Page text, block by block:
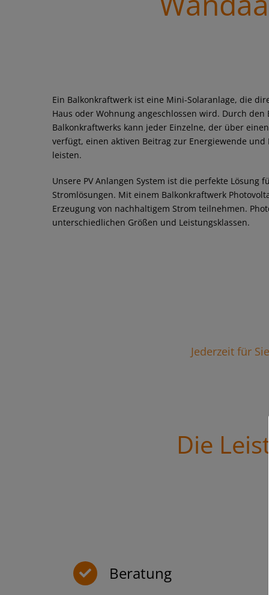
Ein Balkonkraftwerk ist eine Mini-Solaranlage, die
Haus oder Wohnung angeschlossen wird. Durch den
Balkonkraftwerks kann jeder Einzelne, der über
verfügt, einen aktiven Beitrag zur Energiewende
leisten.
Unsere PV Anlangen System ist die perfekte Lösung
Stromlösungen. Mit einem Balkonkraftwerk
Erzeugung von nachhaltigem Strom teilnehmen.
unterschiedlichen Größen und Leistungsklassen.
Jederzeit für
Die
Beratung